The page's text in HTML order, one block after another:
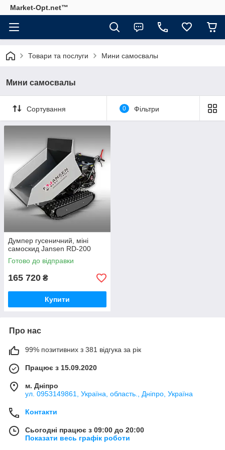
Market-Opt.net™
Товари та послуги Мини самосвалы
Мини самосвалы
Сортування 0 Фільтри
Думпер гусеничний, міні
самоскид Jansen RD-200
Готово до відправки
165 720 ₴
Купити
Про нас
99% позитивних з 381 відгука за рік
Працює з 15.09.2020
м. Дніпро
ул. 0953149861, Україна, область., Дніпро, Україна
Контакти
Сьогодні працює з 09:00 до 20:00
Показати весь графік роботи